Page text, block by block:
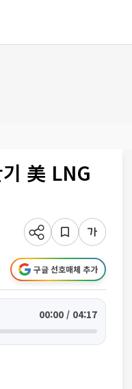
美 LNG
구글 선호매체 추가
00:00 / 04:17